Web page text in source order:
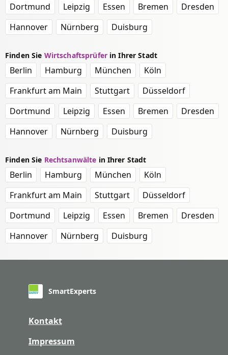
Dortmund
Leipzig Essen Bremen
Dresden
Hannover
Nürnberg Duisburg
Finden Sie Wirtschaftsprüferin Ihrer Stadt
Berlin Hamburg München
Köln
Frankfurt am Main
Stuttgart
Düsseldorf
Dortmund
Leipzig Essen Bremen
Dresden
Hannover
Nürnberg Duisburg
Finden Sie Rechtsanwälte in Ihrer Stadt
Berlin Hamburg München
Köln
Frankfurt am Main
Stuttgart
Düsseldorf
Dortmund
Leipzig Essen Bremen
Dresden
Hannover
Nürnberg Duisburg
SmartExperts
Kontakt
Impressum